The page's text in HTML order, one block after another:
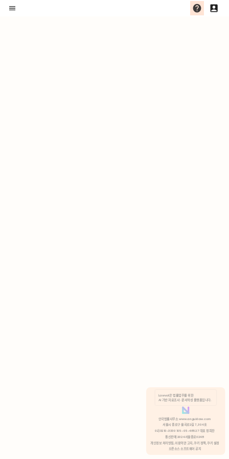
분석 쿠키 허용
Lawvot은 법률업무를 위한
AI 기반 자료조사 · 문서작성 플랫폼입니다.
안국법률사무소 www.anguklaw.com
서울시 종로구 율곡로2길 7, 304호
02)3210-3330 105-05-48527 대표 정희찬
통신판매 2024서울종로0248
개인정보 처리방침, 이용약관 고지, 쿠키 정책, 쿠키 설정
오픈소스 소프트웨어 공지